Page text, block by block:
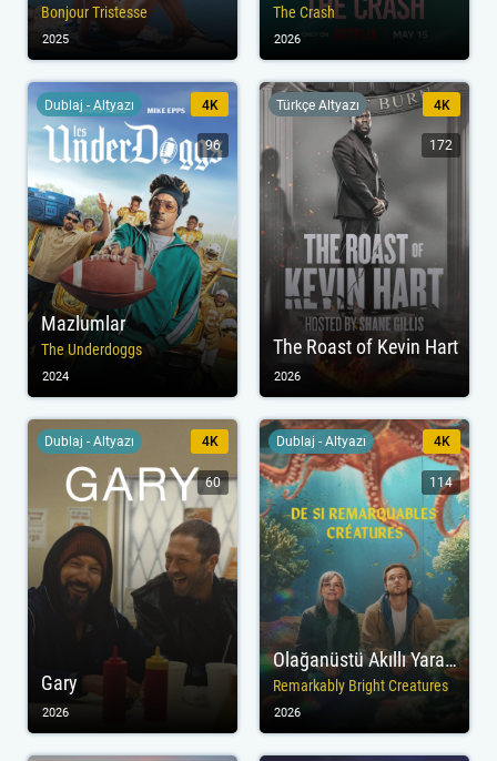
Bonjour Tristesse
2025
The Crash
2026
Mazlumlar
The Underdoggs
Dublaj - Altyazı 4K
96
2024
The Roast of Kevin Hart
Türkçe Altyazı 4K
172
2026
Gary
Dublaj - Altyazı 4K
60
2026
Olağanüstü Akıllı Yaratıklar
Remarkably Bright Creatures
Dublaj - Altyazı 4K
114
2026